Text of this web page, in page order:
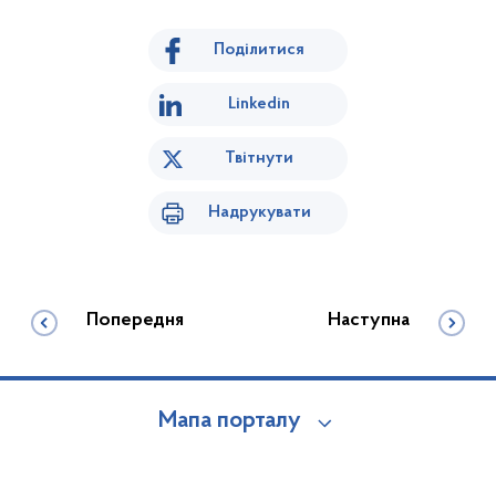
Поділитися
Linkedin
Твітнути
Надрукувати
Попередня Наступна
Мапа порталу